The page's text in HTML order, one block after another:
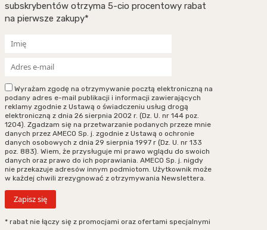
subskrybentów otrzyma 5-cio procentowy rabat
na pierwsze zakupy*
Wyrażam zgodę na otrzymywanie pocztą elektroniczną na
podany adres e-mail publikacji i informacji zawierających
reklamy zgodnie z Ustawą o świadczeniu usług drogą
elektroniczną z dnia 26 sierpnia 2002 r. (Dz. U. nr 144 poz.
1204). Zgadzam się na przetwarzanie podanych przeze mnie
danych przez AMECO Sp. j. zgodnie z Ustawą o ochronie
danych osobowych z dnia 29 sierpnia 1997 r (Dz. U. nr 133
poz. 883). Wiem, że przysługuje mi prawo wglądu do swoich
danych oraz prawo do ich poprawiania. AMECO Sp. j. nigdy
nie przekazuje adresów innym podmiotom. Użytkownik może
w każdej chwili zrezygnować z otrzymywania Newslettera.
* rabat nie łączy się z promocjami oraz ofertami specjalnymi